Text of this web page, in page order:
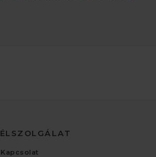
Kapcsolat